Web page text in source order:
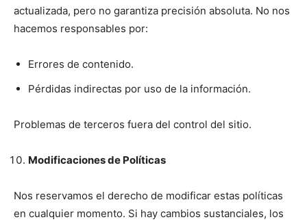
actualizada, pero no garantiza precisión absoluta. No nos
hacemos responsables por:
Errores de contenido.
Pérdidas indirectas por uso de la información.
Problemas de terceros fuera del control del sitio.
Modificaciones de Políticas
Nos reservamos el derecho de modificar estas políticas
en cualquier momento. Si hay cambios sustanciales, los